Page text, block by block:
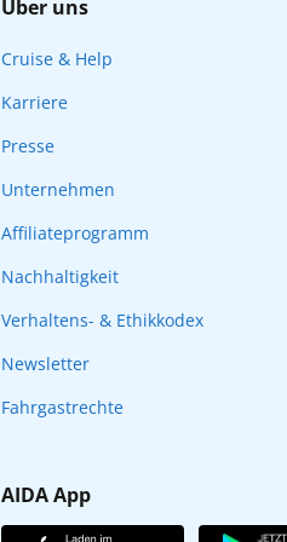
Über uns
Cruise & Help
Karriere
Presse
Unternehmen
Affiliateprogramm
Nachhaltigkeit
Verhaltens- & Ethikkodex
Newsletter
Fahrgastrechte
AIDA App